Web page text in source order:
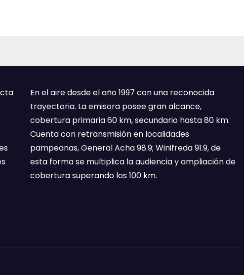
En el aire desde el año 1997 con una reconocida
trayectoria. La emisora posee gran alcance,
cobertura primaria 60 km, secundario hasta 80 km.
Cuenta con retransmisión en localidades
pampeanas, General Acha 98.9; Winifreda 91.9, de
esta forma se multiplica la audiencia y ampliación de
cobertura superando los 100 km.